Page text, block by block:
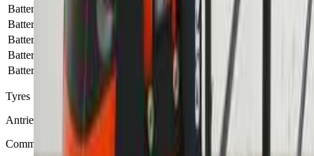
Battery
yes
Battery year of manufacture
2017
Battery voltage (V)
Battery capacity (Ah)
Battery charger
Tyres
Antriebsrad Polyurethan, Lastrollen Einfach Poly
Comments